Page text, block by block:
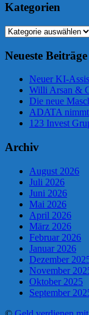
Kategorien
Kategorien
Neueste Beiträge
Neuer KI-
Willi Arsan &
Die neue
ADATA nimmt
123 Invest
Archiv
August 2026
Juli 2026
Juni 2026
Mai 2026
April 2026
März 2026
Februar 2026
Januar 2026
Dezember
November
Oktober 2025
September